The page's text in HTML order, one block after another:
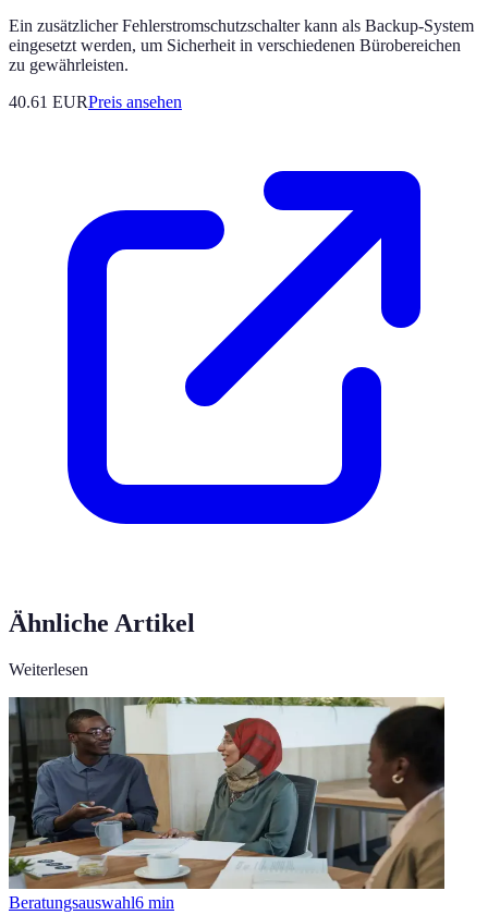
Ein zusätzlicher Fehlerstromschutzschalter kann als Backup-System
eingesetzt werden, um Sicherheit in verschiedenen Bürobereichen
zu gewährleisten.
40.61 EURPreis ansehen
Ähnliche Artikel
Weiterlesen
Beratungsauswahl6 min